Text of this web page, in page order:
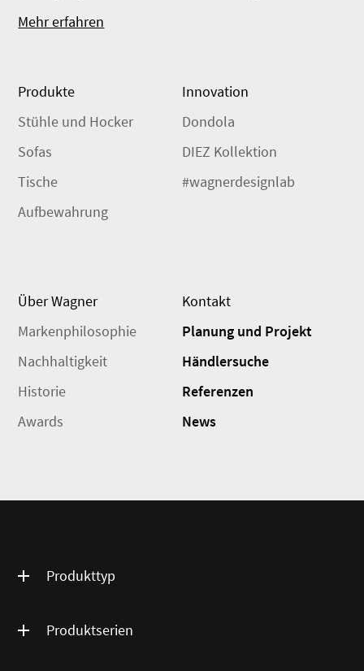
Mehr erfahren
Produkte
Stühle und Hocker
Sofas
Tische
Aufbewahrung
Innovation
Dondola
DIEZ Kollektion
#wagnerdesignlab
Über Wagner
Markenphilosophie
Nachhaltigkeit
Historie
Awards
Kontakt
Planung und Projekt
Händlersuche
Referenzen
News
Produkttyp
Produktserien